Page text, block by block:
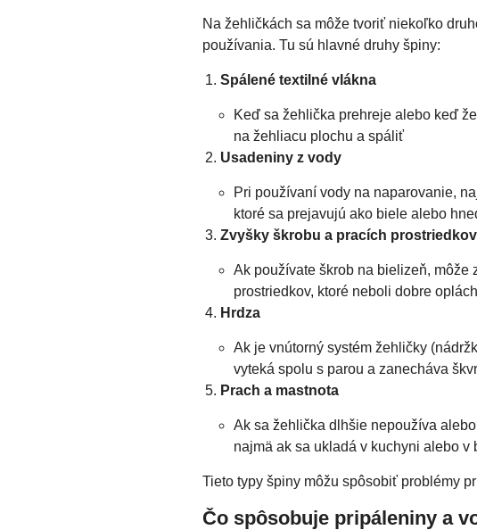
Na žehličkách sa môže tvoriť niekoľko
používania. Tu sú hlavné druhy špiny:
Spálené textilné vlákna
Keď sa žehlička prehreje alebo keď
na žehliacu plochu a spáliť
Usadeniny z vody
Pri používaní vody na naparovanie,
ktoré sa prejavujú ako biele alebo
Zvyšky škrobu a pracích prostriedkov
Ak používate škrob na bielizeň, môže
prostriedkov, ktoré neboli dobre
Hrdza
Ak je vnútorný systém žehličky
vyteká spolu s parou a zanecháva
Prach a mastnota
Ak sa žehlička dlhšie nepoužíva
najmä ak sa ukladá v kuchyni alebo v
Tieto typy špiny môžu spôsobiť problémy
Čo spôsobuje pripáleniny a